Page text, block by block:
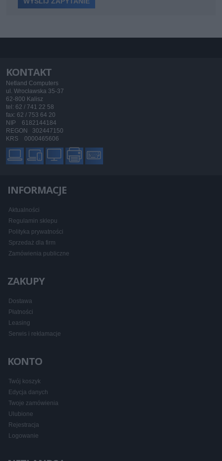
KONTAKT
Netland Computers
ul. Wrocławska 35-37
62-800 Kalisz
tel: 62 / 741 22 58
fax: 62 / 753 64 20
NIP 6182144184
REGON 302447150
KRS 0000465606
INFORMACJE
Aktualności
Regulamin sklepu
Polityka prywatności
Sprzedaż dla firm
Zamówienia publiczne
ZAKUPY
Dostawa
Płatności
Leasing
Serwis i reklamacje
KONTO
Twój koszyk
Edycja danych
Twoje zamówienia
Ulubione
Rejestracja
Logowanie